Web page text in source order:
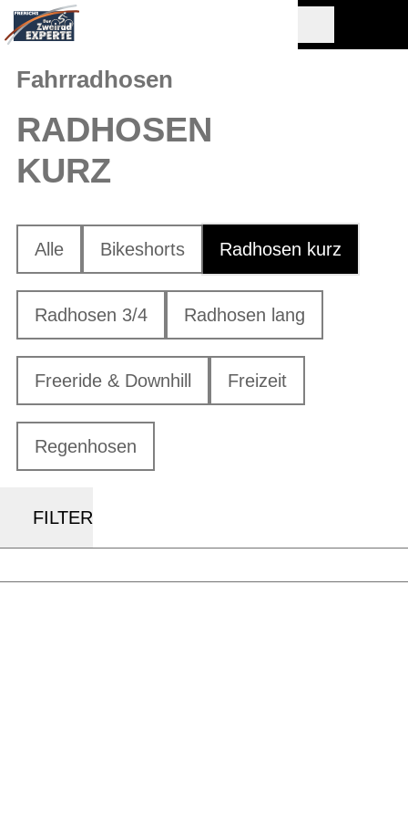
Fahrradhosen
RADHOSEN
KURZ
Alle Bikeshorts Radhosen kurz
Radhosen 3/4 Radhosen lang
Freeride & Downhill Freizeit
Regenhosen
FILTER